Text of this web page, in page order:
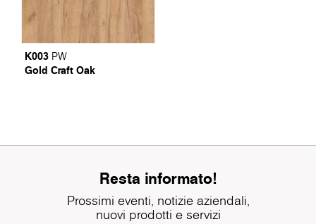
K003 PW
Gold Craft Oak
Resta informato!
Prossimi eventi, notizie aziendali,
nuovi prodotti e servizi